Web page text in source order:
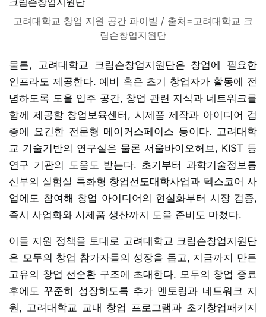
고려대학교 창업 지원 공간 파이빌 / 출처=고려대학교 크
림슨창업지원단
물론, 고려대학교 크림슨창업지원단은 창업에 필요한
인프라도 제공한다. 예비 혹은 초기 창업자가 활동에 전
념하도록 도울 입주 공간, 창업 관련 지식과 네트워크를
함께 제공할 창업보육센터, 시제품 제작과 아이디어 검
증에 요긴한 전문형 메이커스페이스 등이다. 고려대학
교 기술기반의 연구실은 물론 서울바이오허브, KIST 등
연구 기관의 도움도 받는다. 초기부터 과학기술정보통
신부의 실험실 특화형 창업선도대학사업과 텍스코어 사
업에도 참여해 창업 아이디어의 현실화부터 시장 검증,
즉시 사업화와 시제품 생산까지 도울 준비도 마쳤다.
이들 지원 정책을 토대로 고려대학교 크림슨창업지원단
은 모두의 창업 참가자들의 성장을 돕고, 지금까지 만든
고유의 창업 선순환 구조에 초대한다. 모두의 창업 종료
후에도 꾸준히 성장하도록 추가 멘토링과 네트워크 지
원, 고려대학교 교내 창업 프로그램과 초기창업패키지